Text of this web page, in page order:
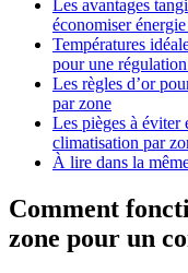
Les avantages
économiser
Températures
pour une
Les règles d’or
par zone
Les pièges à éviter
climatisation par
À lire dans la
Comment
zone pour un